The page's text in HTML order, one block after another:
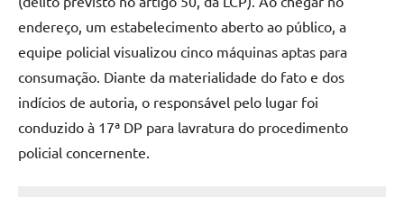
endereço, um estabelecimento aberto ao público, a
equipe policial visualizou cinco máquinas aptas para
consumação. Diante da materialidade do fato e dos
indícios de autoria, o responsável pelo lugar foi
conduzido à 17ª DP para lavratura do procedimento
policial concernente.